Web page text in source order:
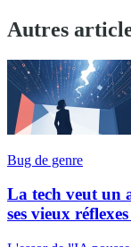
Autres
Bug de genre
La tech veut un
ses vieux réflexes